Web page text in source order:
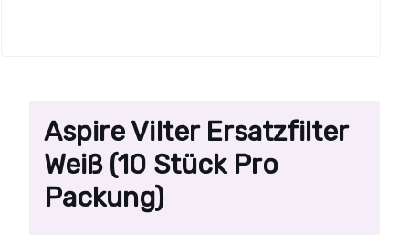
Aspire Vilter Ersatzfilter
Weiß (10 Stück Pro
Packung)